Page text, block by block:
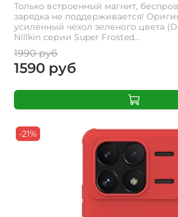
Только встроенный магнит,
зарядка не поддерживается!
усиленный чехол зеленого цвета
Nillkin серии Super Frosted...
1990 руб
1590 руб
-21%